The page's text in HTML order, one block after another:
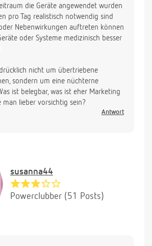
die Geräte angewendet wurden
pro Tag realistisch notwendig sind
Nebenwirkungen auftreten können
oder Systeme medizinisch besser
nicht um übertriebene
sondern um eine nüchterne
ist belegbar, was ist eher Marketing
man lieber vorsichtig sein?
Antwort
susanna44
Powerclubber (51 Posts)